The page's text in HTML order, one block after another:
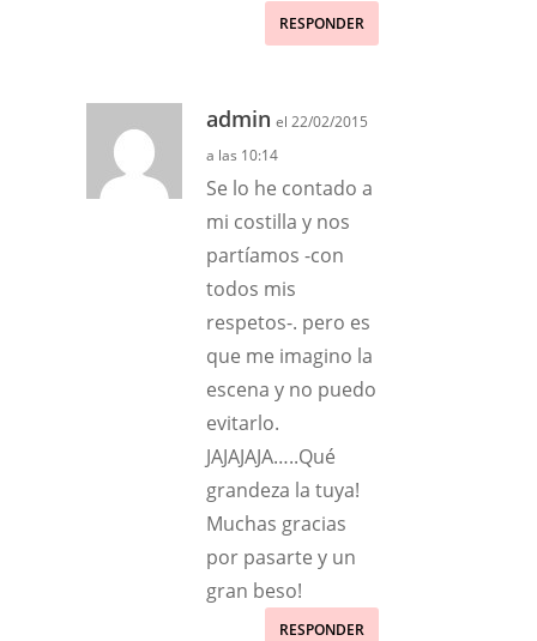
RESPONDER
admin el 22/02/2015
a las 10:14
Se lo he contado a
mi costilla y nos
partíamos -con
todos mis
respetos-. pero es
que me imagino la
escena y no puedo
evitarlo.
JAJAJAJA…..Qué
grandeza la tuya!
Muchas gracias
por pasarte y un
gran beso!
RESPONDER